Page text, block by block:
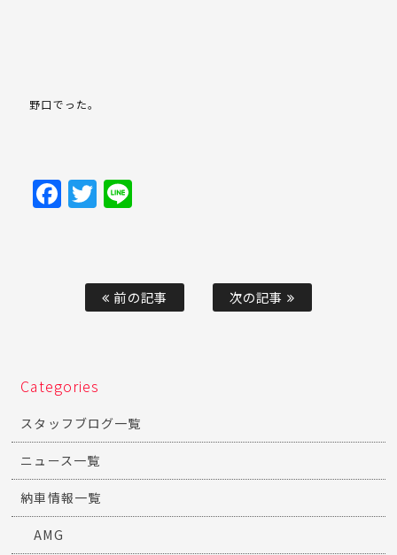
野口でった。
Facebook
Twitter
前の記事 次の記事
Categories
スタッフブログ一覧
ニュース一覧
納車情報一覧
AMG